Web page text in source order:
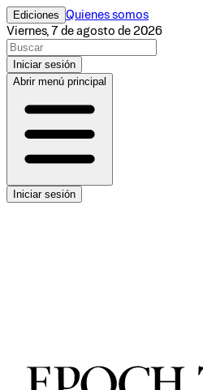
Ediciones Quienes somos
Viernes, 7 de agosto de 2026
Iniciar sesión
Abrir menú principal
Iniciar sesión